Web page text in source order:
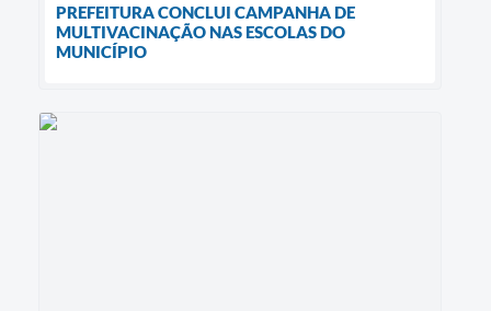
PREFEITURA CONCLUI CAMPANHA DE
MULTIVACINAÇÃO NAS ESCOLAS DO
MUNICÍPIO